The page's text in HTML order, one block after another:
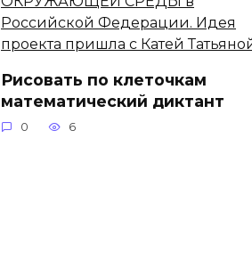
Рисовать по клеточкам
математический диктант
0 6